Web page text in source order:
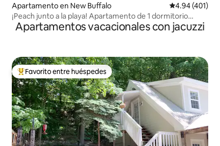
Apartamento en New Buffalo Calificación
4.94 (401)
¡Peach junto a la playa! Apartamento de 1 dormitorio
cerca del centro
Apartamentos vacacionales con jacuzzi
Favorito entre huéspedes preferido
Favorito entre huéspedes